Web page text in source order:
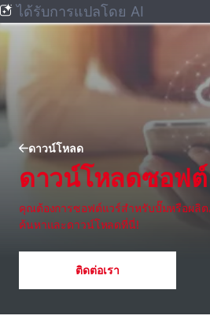
ได้รับการแปลโดย AI
ดาวน์โหลด
ดาวน์โหลดซอฟ
คุณต้องการซอฟต์แวร์สําหรับปั๊มหรือผลิ
ค้นหาและดาวน์โหลดที่นี่!
ติดต่อเรา